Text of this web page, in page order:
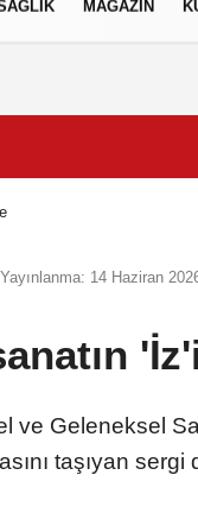
MAGAZİN
Yayınlanma: 14 Haziran
ve Geleneksel
taşıyan sergi